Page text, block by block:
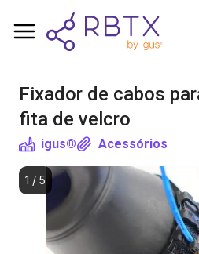
Fixador de cabos
fita de velcro
igus® Acessórios
1 / 5
Carrinho de compras
Navegue